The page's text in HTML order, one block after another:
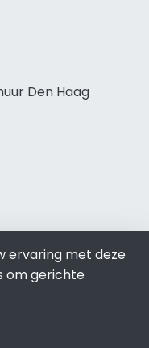
Den Haag
ervaring met deze
om gerichte